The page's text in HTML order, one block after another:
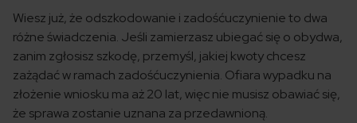
Wiesz już, że odszkodowanie i zadośćuczynienie to dwa
różne świadczenia. Jeśli zamierzasz ubiegać się o obydwa,
zanim zgłosisz szkodę, przemyśl, jakiej kwoty chcesz
zażądać w ramach zadośćuczynienia. Ofiara wypadku na
złożenie wniosku ma aż 20 lat, więc nie musisz obawiać się,
że sprawa zostanie uznana za przedawnioną.